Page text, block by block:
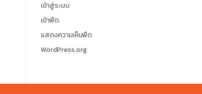
เข้าสู่ระบบ
เข้าฟีด
แสดงความเห็นฟีด
WordPress.org